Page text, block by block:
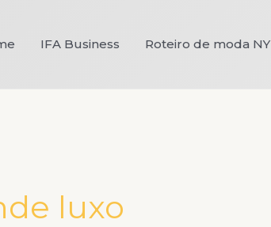
IFA Business Roteiro de moda NY
luxo